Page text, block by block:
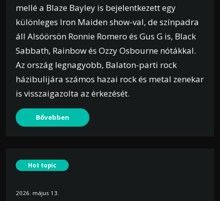
mellé a Blaze Bayley is bejelentkezett egy
különleges Iron Maiden show-val, de színpadra
áll Alsóörsön Ronnie Romero és Gus G is, Black
Sabbath, Rainbow és Ozzy Osbourne nótákkal.
Az ország legnagyobb, Balaton-parti rock
házibulijára számos hazai rock és metal zenekar
is visszaigazolta az érkezését.
Bővebben
Hot topic
2026. május 13.